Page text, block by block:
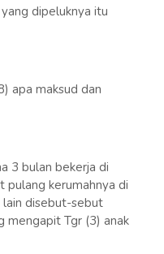
dipeluknya itu
apa maksud dan
3 bulan bekerja di
pulang kerumahnya di
lain disebut-sebut
mengapit Tgr (3) anak